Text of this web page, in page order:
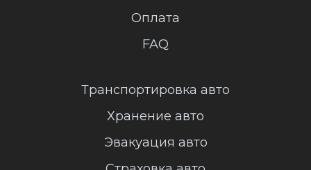
Оплата
FAQ
Транспортировка авто
Хранение авто
Эвакуация авто